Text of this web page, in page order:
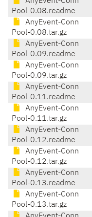
Pool-0.08.readme
AnyEvent-Conn
Pool-0.08.tar.gz
AnyEvent-Conn
Pool-0.09.readme
AnyEvent-Conn
Pool-0.09.tar.gz
AnyEvent-Conn
Pool-0.11.readme
AnyEvent-Conn
Pool-0.11.tar.gz
AnyEvent-Conn
Pool-0.12.readme
AnyEvent-Conn
Pool-0.12.tar.gz
AnyEvent-Conn
Pool-0.13.readme
AnyEvent-Conn
Pool-0.13.tar.gz